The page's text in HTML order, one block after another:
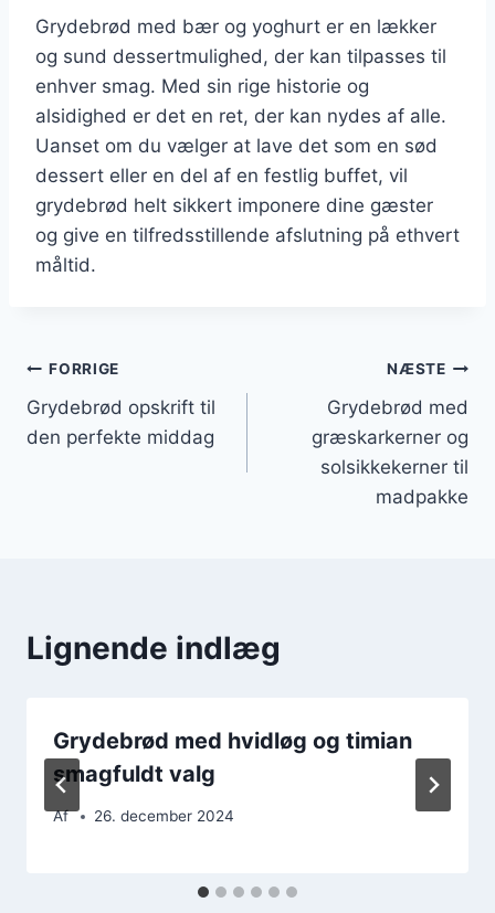
Grydebrød med bær og yoghurt er en lækker
og sund dessertmulighed, der kan tilpasses til
enhver smag. Med sin rige historie og
alsidighed er det en ret, der kan nydes af alle.
Uanset om du vælger at lave det som en sød
dessert eller en del af en festlig buffet, vil
grydebrød helt sikkert imponere dine gæster
og give en tilfredsstillende afslutning på ethvert
måltid.
Indlægsnavigation
FORRIGE
Grydebrød opskrift til
den perfekte middag
NÆSTE
Grydebrød med
græskarkerner og
solsikkekerner til
madpakke
Lignende indlæg
Grydebrød med hvidløg og timian
smagfuldt valg
Af 26. december 2024